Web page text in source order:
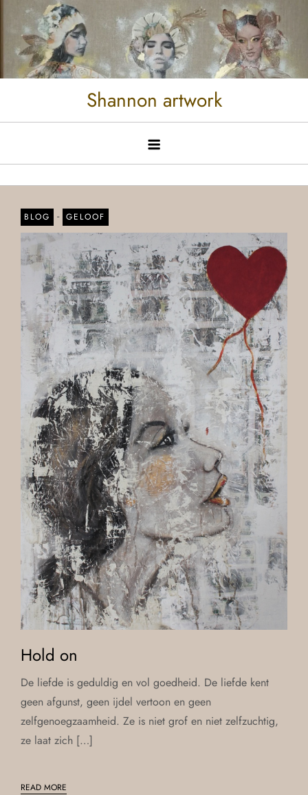
Shannon artwork
BLOG - GELOOF
Hold on
De liefde is geduldig en vol goedheid. De liefde kent
geen afgunst, geen ijdel vertoon en geen
zelfgenoegzaamheid. Ze is niet grof en niet zelfzuchtig,
ze laat zich […]
READ MORE